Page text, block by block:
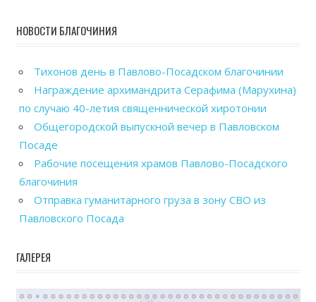
НОВОСТИ БЛАГОЧИНИЯ
Тихонов день в Павлово-Посадском благочинии
Награждение архимандрита Серафима (Марухина)
по случаю 40-летия священнической хиротонии
Общегородской выпускной вечер в Павловском
Посаде
Рабочие посещения храмов Павлово-Посадского
благочиния
Отправка гуманитарного груза в зону СВО из
Павловского Посада
ГАЛЕРЕЯ